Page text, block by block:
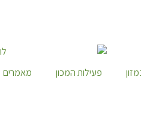
פעילות המכון מאמרים